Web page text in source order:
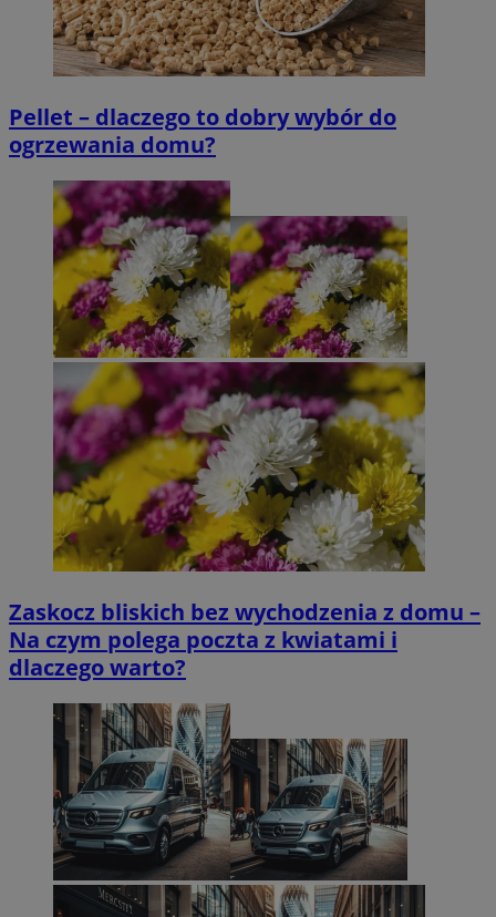
Pellet – dlaczego to dobry wybór do
ogrzewania domu?
Zaskocz bliskich bez wychodzenia z domu –
Na czym polega poczta z kwiatami i
dlaczego warto?